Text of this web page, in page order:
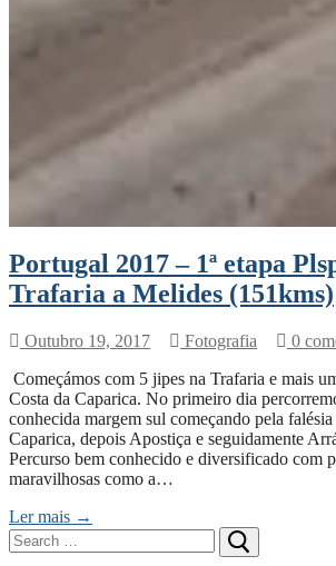
Portugal 2017 – 1ª etapa
Trafaria a Melides (151kms)
Outubro 19, 2017 Fotografia
0
Começámos com 5 jipes na Trafaria e mais
Costa da Caparica. No primeiro dia
conhecida margem sul começando pela falésia
Caparica, depois Apostiça e seguidamente
Percurso bem conhecido e diversificado com
maravilhosas como a…
Ler mais →
Pesquisar
por: